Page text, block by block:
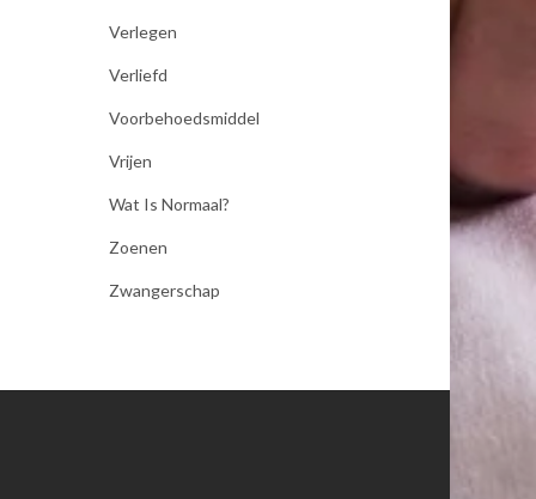
Verlegen
Verliefd
Voorbehoedsmiddel
Vrijen
Wat Is Normaal?
Zoenen
Zwangerschap